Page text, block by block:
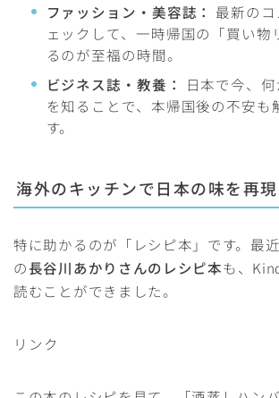
ファッション・美容誌： 最新の
ェックして、一時帰国の「買い物
るのが至福の時間。
ビジネス誌・教養：
日本で今、
を知ることで、本帰国後の不安も
す。
海外のキッチンで日本の味を再現
特に助かるのが「レシピ本」です。最
の長谷川あかりさんのレシピ本も、
読むことができました。
リンク